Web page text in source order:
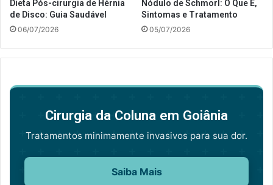
Dieta Pós-cirurgia de Hérnia
de Disco: Guia Saudável
06/07/2026
Nódulo de Schmorl: O Que É,
Sintomas e Tratamento
05/07/2026
Cirurgia da Coluna em Goiânia
Tratamentos minimamente invasivos para sua dor.
Saiba Mais